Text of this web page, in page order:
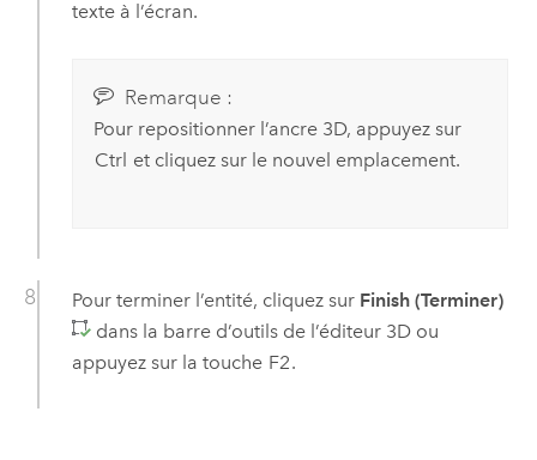
texte à l’écran.
Remarque :
Pour repositionner l’ancre 3D, appuyez sur
Ctrl et cliquez sur le nouvel emplacement.
Pour terminer l’entité, cliquez sur Finish (Terminer)
dans la barre d’outils de l’éditeur 3D ou
appuyez sur la touche F2.